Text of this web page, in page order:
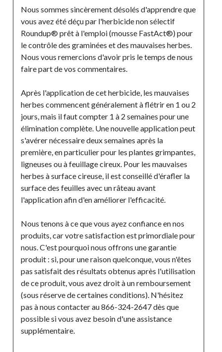
Nous sommes sincèrement désolés d'apprendre que
vous avez été déçu par l'herbicide non sélectif
Roundup® prêt à l'emploi (mousse FastAct®) pour
le contrôle des graminées et des mauvaises herbes.
Nous vous remercions d'avoir pris le temps de nous
faire part de vos commentaires.
Après l'application de cet herbicide, les mauvaises
herbes commencent généralement à flétrir en 1 ou 2
jours, mais il faut compter 1 à 2 semaines pour une
élimination complète. Une nouvelle application peut
s'avérer nécessaire deux semaines après la
première, en particulier pour les plantes grimpantes,
ligneuses ou à feuillage cireux. Pour les mauvaises
herbes à surface cireuse, il est conseillé d'érafler la
surface des feuilles avec un râteau avant
l'application afin d'en améliorer l'efficacité.
Nous tenons à ce que vous ayez confiance en nos
produits, car votre satisfaction est primordiale pour
nous. C'est pourquoi nous offrons une garantie
produit : si, pour une raison quelconque, vous n'êtes
pas satisfait des résultats obtenus après l'utilisation
de ce produit, vous avez droit à un remboursement
(sous réserve de certaines conditions). N'hésitez
pas à nous contacter au 866-324-2647 dès que
possible si vous avez besoin d'une assistance
supplémentaire.